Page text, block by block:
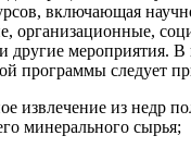
включающая
организационные,
другие мероприятия. В
программы следует
извлечение из недр
минерального сырья;